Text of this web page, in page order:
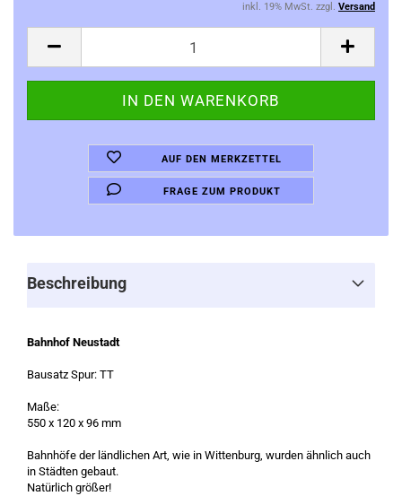
inkl. 19% MwSt. zzgl. Versand
AUF DEN MERKZETTEL
FRAGE ZUM PRODUKT
Beschreibung
Bahnhof Neustadt
Bausatz Spur: TT
Maße:
550 x 120 x 96 mm
Bahnhöfe der ländlichen Art, wie in Wittenburg, wurden ähnlich auch
in Städten gebaut.
Natürlich größer!